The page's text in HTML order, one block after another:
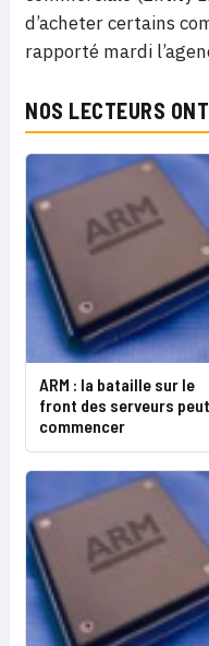
d’acheter certains
rapporté mardi
NOS LECTEURS
ARM : la bataille sur le
front des serveurs peut
commencer